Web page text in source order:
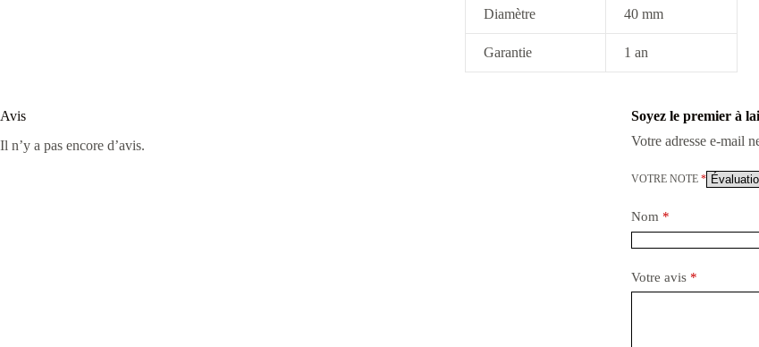
Diamètre 40 mm
Garantie 1 an
Avis
Il n’y a pas encore d’avis.
Soyez le premier à
Votre adresse e-mail
VOTRE NOTE *
Nom *
Votre avis *